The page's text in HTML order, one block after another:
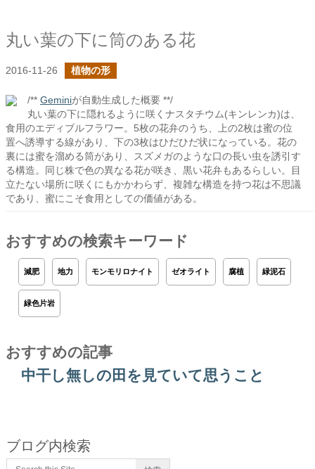
丸い葉の下に筒のある花
2016-11-26 植物の形
/** Geminiが自動生成した概要 **/
丸い葉の下に隠れるように咲くナスタチウム(キンレンカ)は、
食用のエディブルフラワー。5枚の花弁のうち、上の2枚は蜜の位
置へ誘導する線があり、下の3枚はひだひだ状になっている。花の
裏には蜜を溜める筒があり、スズメガのような口の長い虫を誘引す
る構造。同じ株で色の異なる花が咲き、黒い花弁もあるらしい。目
立たない場所に咲くにもかかわらず、複雑な構造を持つ花は不思議
であり、蜜にこそ食用としての価値がある。
おすすめの検索キーワード
減肥 地力 モンモリロナイト ゼオライト 腐植 緑泥石
緑色片岩
おすすめの記事
中干し無しの田を見ていて思うこと
ブログ内検索